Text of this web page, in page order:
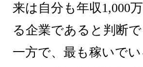
来は自分も年収1,000
る企業であると判断で
一方で、最も稼いで